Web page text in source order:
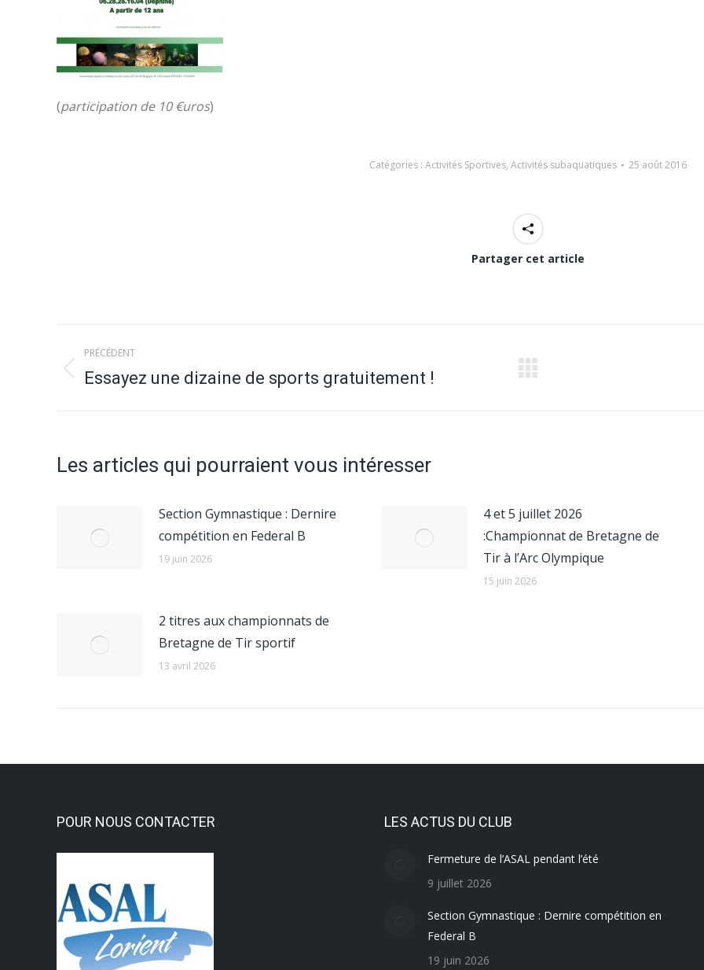
(participation de 10 €uros)
Catégories : Activités Sportives, Activités subaquatiques 25 août 2016
Partager cet article
Navigation
article
PRÉCÉDENT
Article
Essayez une dizaine de sports gratuitement !
Les articles qui pourraient vous intéresser
Section Gymnastique : Dernire
compétition en Federal B
19 juin 2026
4 et 5 juillet 2026
:Championnat de Bretagne de
Tir à l’Arc Olympique
15 juin 2026
2 titres aux championnats de
Bretagne de Tir sportif
13 avril 2026
POUR NOUS CONTACTER LES ACTUS DU CLUB
Fermeture de l’ASAL pendant l’été
9 juillet 2026
Section Gymnastique : Dernire compétition en
Federal B
19 juin 2026